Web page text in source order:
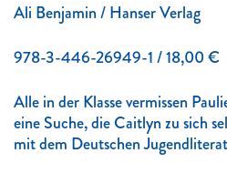
Ali Benjamin / Hanser Verlag
978-3-446-26949-1 / 18,00 €
Alle in der Klasse vermissen
eine Suche, die Caitlyn zu sich
mit dem Deutschen